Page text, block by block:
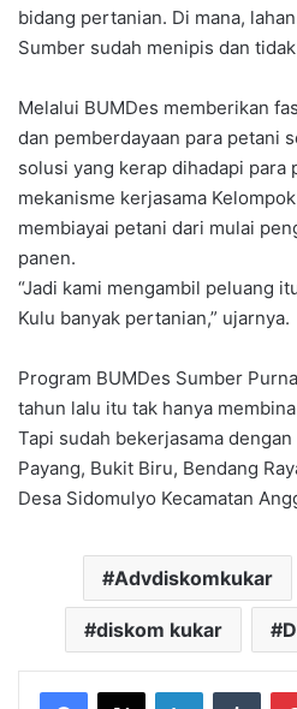
bidang pertanian. Di mana,
Sumber sudah menipis dan
Melalui BUMDes memberikan
dan pemberdayaan para petani
solusi yang kerap dihadapi para
mekanisme kerjasama
membiayai petani dari mulai
panen.
“Jadi kami mengambil peluang
Kulu banyak pertanian,” ujarnya.
Program BUMDes Sumber
tahun lalu itu tak hanya
Tapi sudah bekerjasama
Payang, Bukit Biru, Bendang
Desa Sidomulyo Kecamatan
Advdiskomkukar
diskom kukar
LinkedIn